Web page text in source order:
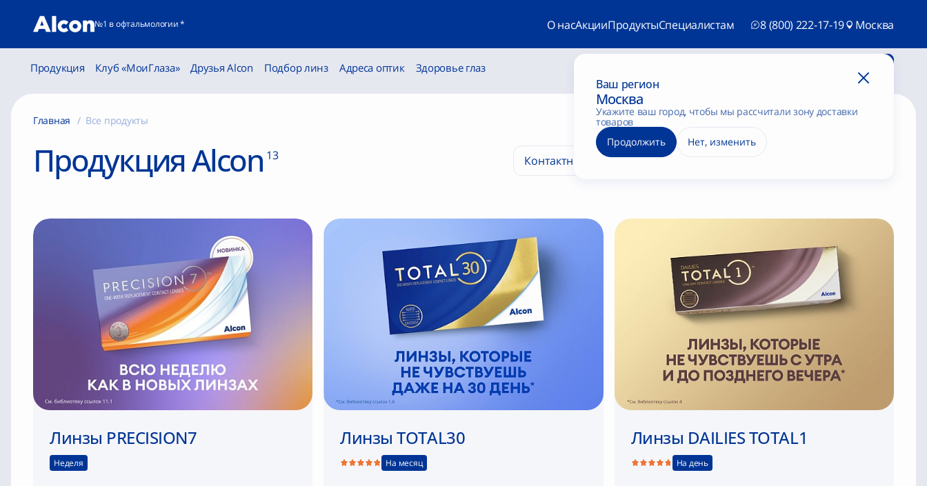
№1 в офтальмологии * О насАкцииПродуктыСпециалистам 8 (800) 222-17-19 Москва
Ваш регион
Москва
Укажите ваш город, чтобы мы рассчитали зону доставки
товаров
Продолжить
Нет, изменить
Продукция Клуб «МоиГлаза» Друзья Alcon Подбор линз Адреса оптик Здоровье глаз
Главная Все продукты
Продукция Alcon 13 Контактные линзы Увлажняющие капли
Линзы PRECISION7
Неделя
Линзы TOTAL30
На месяц
Линзы DAILIES TOTAL1
На день